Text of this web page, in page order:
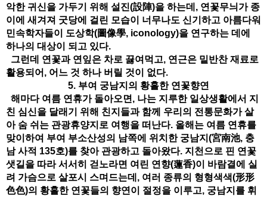
악한 귀신을 가두기 위해 설진(設陣)을 하는데, 연꽃무늬가 종
이에 새겨져 굿당에 걸린 모습이 너무나도 신기하고 아름다워
민속학자들이 도상학(圖像學, iconology)을 연구하는 데에
하나의 대상이 되고 있다.
그런데 연꽃과 연잎은 차로 끓여먹고, 연근은 밑반찬 재료로
활용되어, 어느 것 하나 버릴 것이 없다.
5. 부여 궁남지의 황홀한 연꽃향연
해마다 여름 연휴가 돌아오면, 나는 지루한 일상생활에서 지
친 심신을 달래기 위해 친지들과 함께 우리의 전통문화가 살
아 숨 쉬는 관광휴양지로 여행을 떠난다. 올해는 여름 연휴를
맞이하여 부여 부소산성의 남쪽에 위치한 궁남지(宮南池, 충
남 사적 135호)를 찾아 관광하고 돌아왔다. 지천으로 핀 연꽃
샛길을 따라 서서히 걷노라면 여린 연향(蓮香)이 바람결에 실
려 가슴으로 살포시 스며드는데, 여러 종류의 형형색색(形形
色色)의 황홀한 연꽃들의 향연이 절정을 이루고, 궁남지를 휘